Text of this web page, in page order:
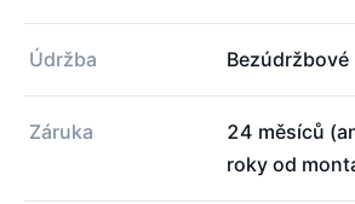
Údržba Bezúdržbové
Záruka
24 měsíců
roky od